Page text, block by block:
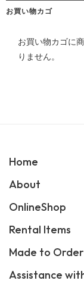
お買い物カゴ
お買い物カゴに
りません。
Home
About
OnlineShop
Rental Items
Made to Order
Assistance